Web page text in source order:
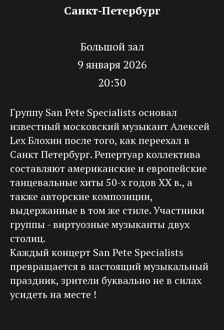
Санкт-Петербург
Большой зал
9 января 2026
20:30
Группу San Pete Specialists основал
известный московский музыкант Алексей
Lex Блохин после того, как переехал в
Санкт Петербург. Репертуар коллектива
составляют американские и европейские
танцевальные хиты 50-х годов ХХ в., а
также авторские композиции,
выдержанные в том же стиле. Участники
группы - виртуозные музыканты двух
столиц.
Каждый концерт San Pete Specialists
превращается в настоящий музыкальный
праздник, зрители буквально не в силах
усидеть на месте !